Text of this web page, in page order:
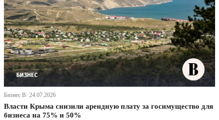
Бизнес В· 24.07.2026
Власти Крыма снизили арендную плату за госимущество для
бизнеса на 75% и 50%